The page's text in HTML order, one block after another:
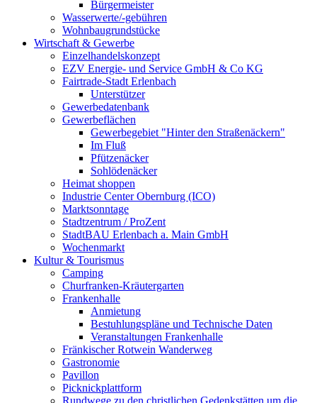
Bürgermeister
Wasserwerte/-gebühren
Wohnbaugrundstücke
Wirtschaft & Gewerbe
Einzelhandelskonzept
EZV Energie- und Service GmbH & Co KG
Fairtrade-Stadt Erlenbach
Unterstützer
Gewerbedatenbank
Gewerbeflächen
Gewerbegebiet "Hinter den Straßenäckern"
Im Fluß
Pfützenäcker
Sohlödenäcker
Heimat shoppen
Industrie Center Obernburg (ICO)
Marktsonntage
Stadtzentrum / ProZent
StadtBAU Erlenbach a. Main GmbH
Wochenmarkt
Kultur & Tourismus
Camping
Churfranken-Kräutergarten
Frankenhalle
Anmietung
Bestuhlungspläne und Technische Daten
Veranstaltungen Frankenhalle
Fränkischer Rotwein Wanderweg
Gastronomie
Pavillon
Picknickplattform
Rundwege zu den christlichen Gedenkstätten um die